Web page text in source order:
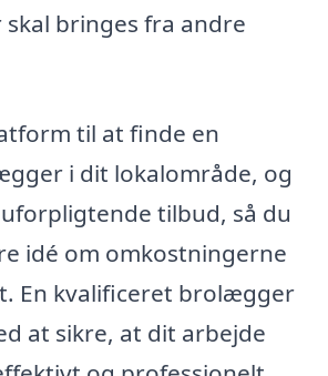
bringes fra andre
til at finde en
i dit lokalområde, og
tilbud, så du
idé om omkostningerne
En kvalificeret brolægger
at sikre, at dit arbejde